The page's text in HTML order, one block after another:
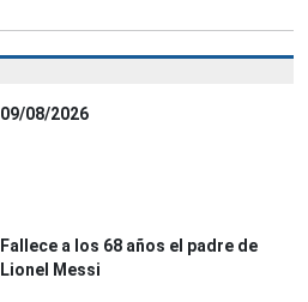
09/08/2026
Fallece a los 68 años el padre de
Lionel Messi